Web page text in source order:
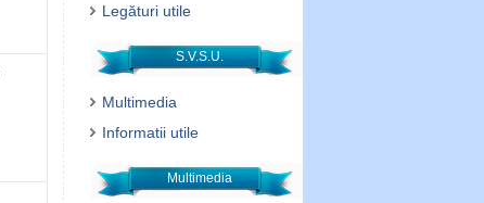
Legături utile
S.V.S.U.
Multimedia
Informatii utile
Multimedia